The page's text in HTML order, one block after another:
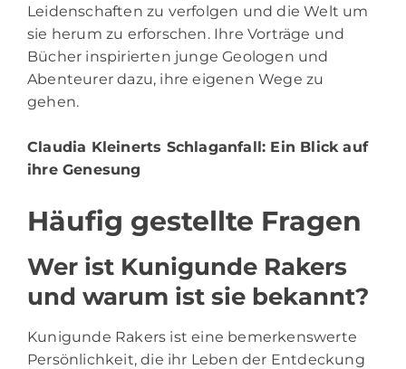
Leidenschaften zu verfolgen und die Welt um
sie herum zu erforschen. Ihre Vorträge und
Bücher inspirierten junge Geologen und
Abenteurer dazu, ihre eigenen Wege zu
gehen.
Claudia Kleinerts Schlaganfall: Ein Blick auf
ihre Genesung
Häufig gestellte Fragen
Wer ist Kunigunde Rakers
und warum ist sie bekannt?
Kunigunde Rakers ist eine bemerkenswerte
Persönlichkeit, die ihr Leben der Entdeckung